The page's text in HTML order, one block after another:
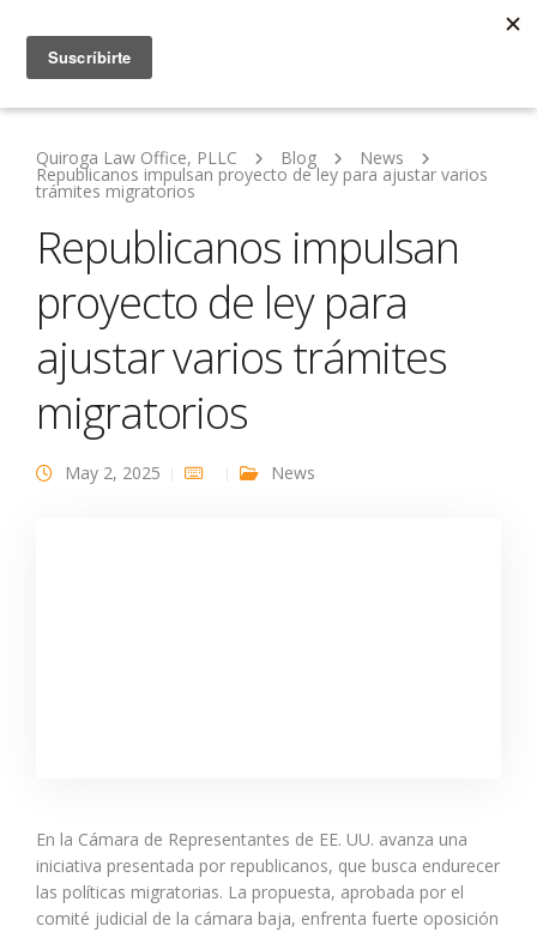
Quiroga Law Office, PLLC Blog News
Republicanos impulsan proyecto de ley para ajustar varios
trámites migratorios
Republicanos impulsan
proyecto de ley para
ajustar varios trámites
migratorios
May 2, 2025 News
En la Cámara de Representantes de EE. UU. avanza una
iniciativa presentada por republicanos, que busca endurecer
las políticas migratorias. La propuesta, aprobada por el
comité judicial de la cámara baja, enfrenta fuerte oposición